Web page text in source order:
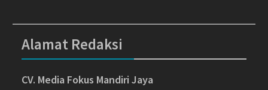
Alamat Redaksi
CV. Media Fokus Mandiri Jaya